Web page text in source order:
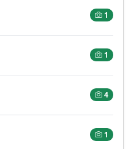
1
1
4
1